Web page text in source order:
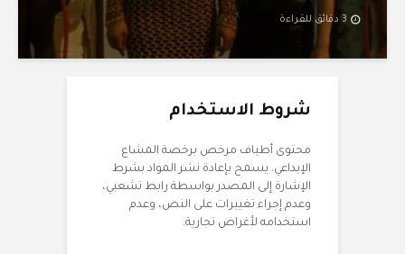
3 دقائق للقراءة
شروط الاستخدام
محتوى أطياف مرخص برخصة المشاع
الإبداعي. يسمح بإعادة نشر المواد بشرط
الإشارة إلى المصدر بواسطة رابط تشعبي،
وعدم إجراء تغييرات على النص، وعدم
استخدامه لأغراض تجارية.